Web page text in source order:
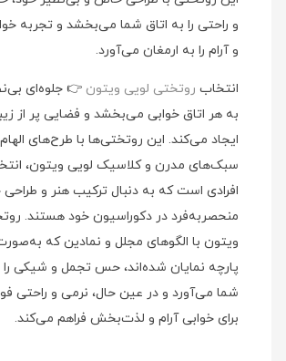
و راحتی را به اتاق شما می‌بخشد و تجربه
و آرام را به ارمغان می‌آورد.
انتخاب روتختی لویی ویتون 👉 جلوه‌ای
به هر اتاق خوابی می‌بخشد و فضایی پر از
ایجاد می‌کند. این روتختی‌ها با طرح‌های
سبک‌های مدرن و کلاسیک لویی ویتون،
افرادی است که به دنبال ترکیب هنر و
منحصربه‌فرد در دکوراسیون خود هستند.
ویتون با الگوهای مجلل و نمادین که
پارچه نمایان شده‌اند، حس تجمل و شیکی را
شما می‌آورد و در عین حال، نرمی و راحتی
برای خوابی آرام و لذت‌بخش فراهم می‌کند.